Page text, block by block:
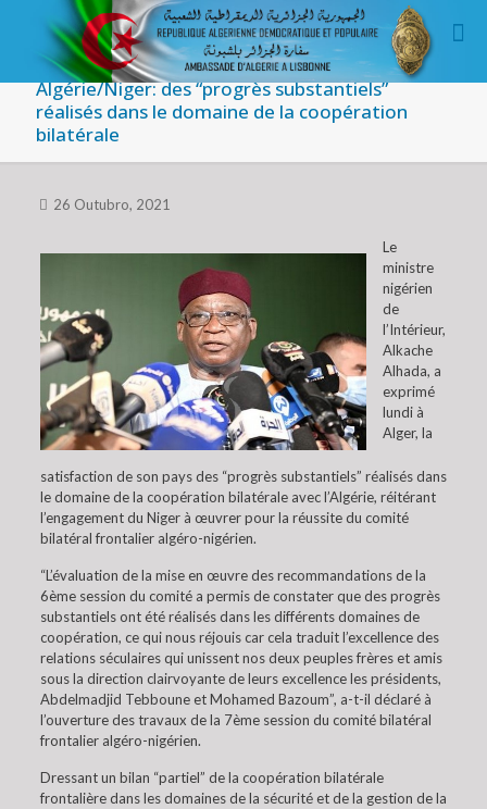
Algérie/Niger: des “progrès substantiels”
réalisés dans le domaine de la coopération
bilatérale
26 Outubro, 2021
Le
ministre
nigérien
de
l’Intérieur,
Alkache
Alhada, a
exprimé
lundi à
Alger, la
satisfaction de son pays des “progrès substantiels” réalisés dans
le domaine de la coopération bilatérale avec l’Algérie, réitérant
l’engagement du Niger à œuvrer pour la réussite du comité
bilatéral frontalier algéro-nigérien.
“L’évaluation de la mise en œuvre des recommandations de la
6ème session du comité a permis de constater que des progrès
substantiels ont été réalisés dans les différents domaines de
coopération, ce qui nous réjouis car cela traduit l’excellence des
relations séculaires qui unissent nos deux peuples frères et amis
sous la direction clairvoyante de leurs excellence les présidents,
Abdelmadjid Tebboune et Mohamed Bazoum”, a-t-il déclaré à
l’ouverture des travaux de la 7ème session du comité bilatéral
frontalier algéro-nigérien.
Dressant un bilan “partiel” de la coopération bilatérale
frontalière dans les domaines de la sécurité et de la gestion de la